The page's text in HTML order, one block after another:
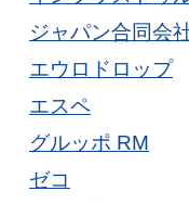
ジャパン合同会
エウロドロップ
エスペ
グルッポ RM
ゼコ